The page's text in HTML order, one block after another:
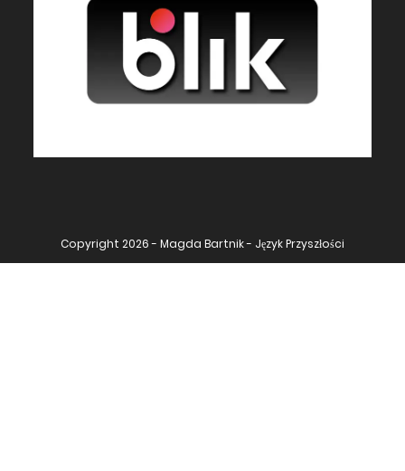
Copyright 2026 - Magda Bartnik - Język Przyszłości